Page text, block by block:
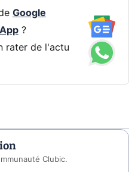
Google
?
rater de l'actu
Clubic.